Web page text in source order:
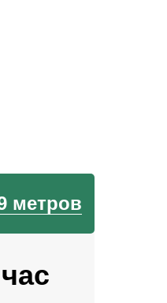
метров